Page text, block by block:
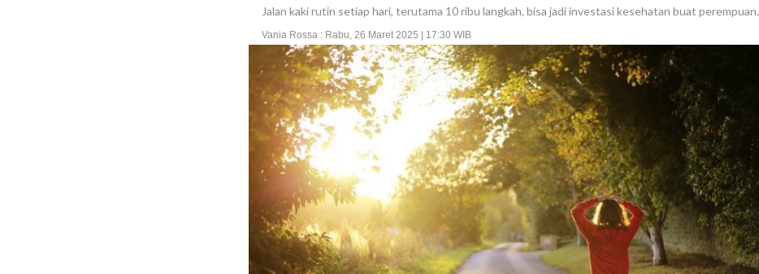
Jalan kaki rutin setiap hari, terutama 10 ribu langkah, bisa jadi investasi kesehatan buat perempuan.
Vania Rossa : Rabu, 26 Maret 2025 | 17:30 WIB